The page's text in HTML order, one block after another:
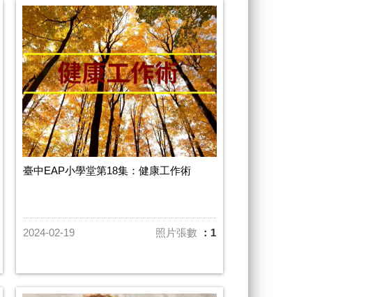
臺中EAP小學堂第18集：健康工作術
2024-02-19 照片張數 ：1